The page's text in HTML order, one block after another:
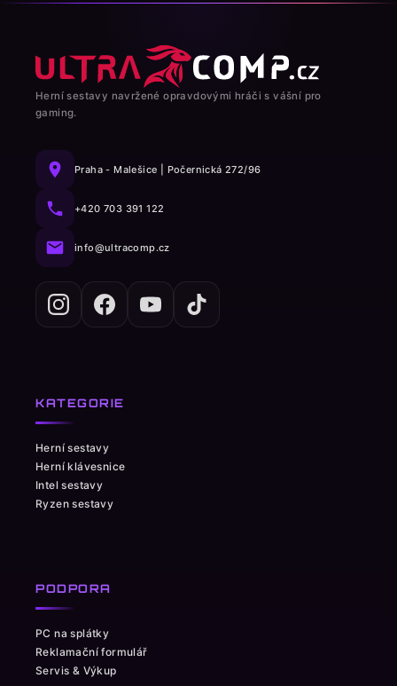
Herní sestavy navržené opravdovými hráči s vášní pro
gaming.
Praha - Malešice | Počernická 272/96
+420 703 391 122
info@ultracomp.cz
KATEGORIE
Herní sestavy
Herní klávesnice
Intel sestavy
Ryzen sestavy
PODPORA
PC na splátky
Reklamační formulář
Servis & Výkup